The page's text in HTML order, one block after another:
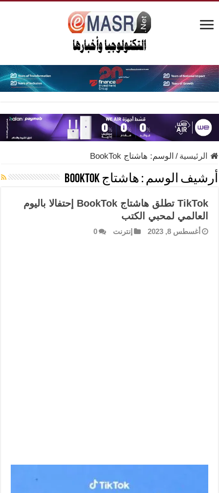
الرئيسية / الوسم: هاشتاج BookTok
أرشيف الوسم : هاشتاج BookTok
TikTok تطلق هاشتاج BookTok إحتفالا باليوم
العالمي لمحبي الكتب
أغسطس 8, 2023 إنترنت 0